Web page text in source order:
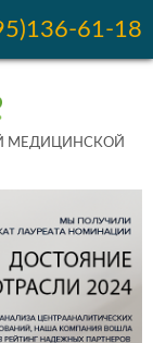
61-18
МЕДИЦИНСКОЙ